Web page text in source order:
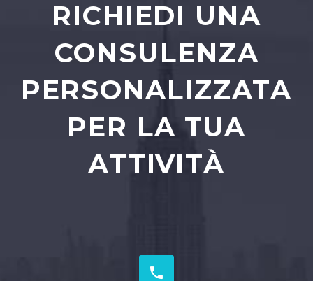
RICHIEDI UNA
CONSULENZA
PERSONALIZZATA
PER LA TUA
ATTIVITÀ

